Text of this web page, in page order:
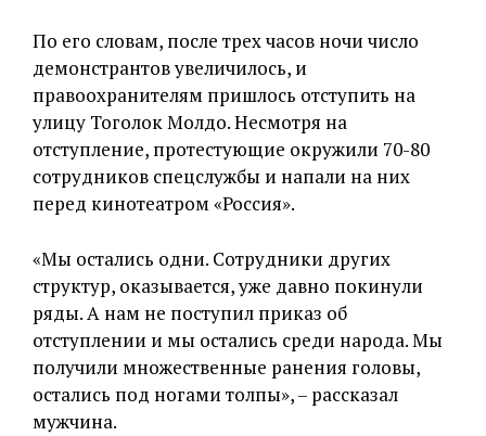
По его словам, после трех часов ночи число
демонстрантов увеличилось, и
правоохранителям пришлось отступить на
улицу Тоголок Молдо. Несмотря на
отступление, протестующие окружили 70-80
сотрудников спецслужбы и напали на них
перед кинотеатром «Россия».
«Мы остались одни. Сотрудники других
структур, оказывается, уже давно покинули
ряды. А нам не поступил приказ об
отступлении и мы остались среди народа. Мы
получили множественные ранения головы,
остались под ногами толпы», – рассказал
мужчина.